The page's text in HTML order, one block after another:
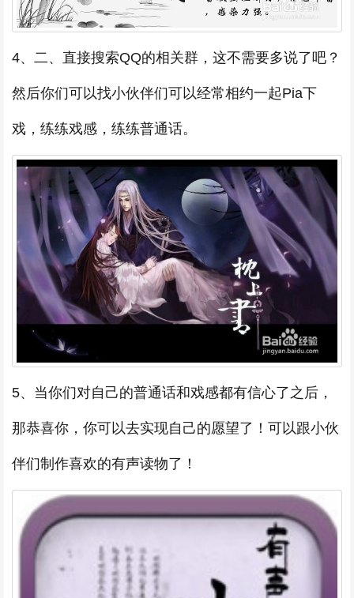
4、二、直接搜索QQ的相关群，这不需要多说了吧？
然后你们可以找小伙伴们可以经常相约一起Pia下
戏，练练戏感，练练普通话。
5、当你们对自己的普通话和戏感都有信心了之后，
那恭喜你，你可以去实现自己的愿望了！可以跟小伙
伴们制作喜欢的有声读物了！